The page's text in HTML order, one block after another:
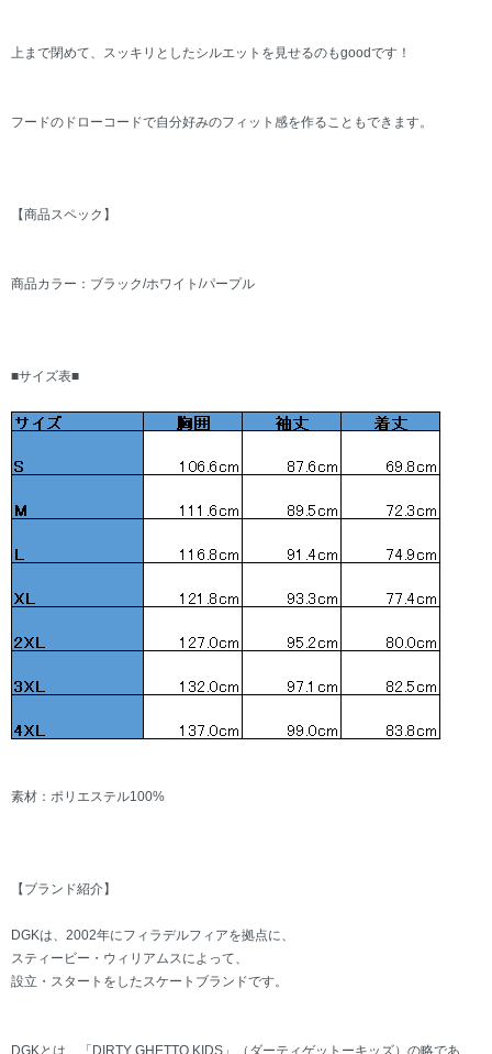
上まで閉めて、スッキリとしたシルエットを見せるのもgoodです！
フードのドローコードで自分好みのフィット感を作ることもできます。
【商品スペック】
商品カラー：ブラック/ホワイト/パープル
■サイズ表■
素材：ポリエステル100%
【ブランド紹介】
DGKは、2002年にフィラデルフィアを拠点に、
スティービー・ウィリアムスによって、
設立・スタートをしたスケートブランドです。
DGKとは、「DIRTY GHETTO KIDS」（ダーティゲットーキッズ）の略であ